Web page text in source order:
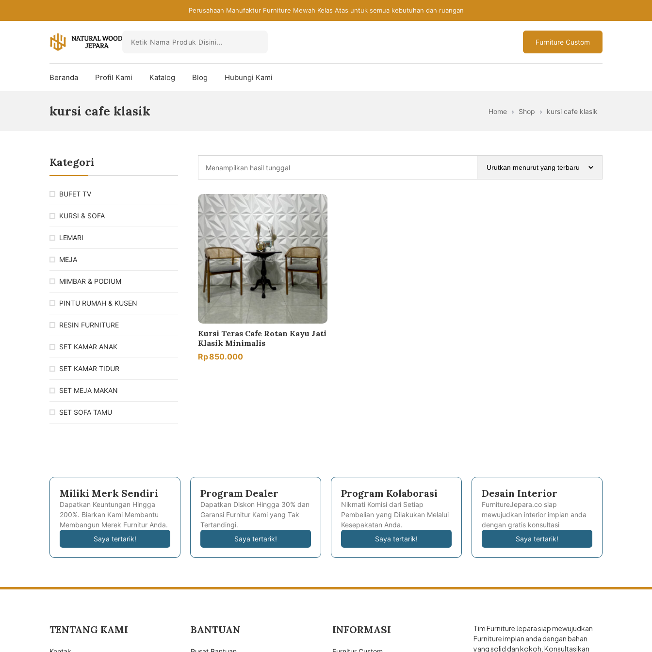
Perusahaan Manufaktur Furniture Mewah Kelas Atas untuk semua kebutuhan dan ruangan
Jepara
-
Furniture
Furniture Custom
Beranda Profil Kami Katalog Blog Hubungi Kami
kursi cafe klasik Home Shop kursi cafe klasik
Kategori
BUFET TV
KURSI & SOFA
LEMARI
MEJA
MIMBAR & PODIUM
PINTU RUMAH & KUSEN
RESIN FURNITURE
SET KAMAR ANAK
SET KAMAR TIDUR
SET MEJA MAKAN
SET SOFA TAMU
Menampilkan hasil tunggal
Kursi Teras Cafe Rotan Kayu Jati
Klasik Minimalis
Rp850.000
Miliki Merk Sendiri
Dapatkan Keuntungan Hingga
200%. Biarkan Kami Membantu
Membangun Merek Furnitur Anda.
Saya tertarik!
Program Dealer
Dapatkan Diskon Hingga 30% dan
Garansi Furnitur Kami yang Tak
Tertandingi.
Saya tertarik!
Program Kolaborasi
Nikmati Komisi dari Setiap
Pembelian yang Dilakukan Melalui
Kesepakatan Anda.
Saya tertarik!
Desain Interior
FurnitureJepara.co siap
mewujudkan interior impian anda
dengan gratis konsultasi
Saya tertarik!
TENTANG KAMI BANTUAN INFORMASI
Tim Furniture Jepara siap mewujudkan
Furniture impian anda dengan bahan
yang solid dan kokoh. Konsultasikan